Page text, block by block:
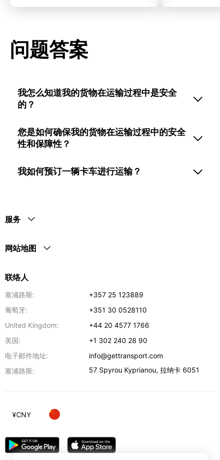
问题答案
我怎么知道我的货物在运输过程中是安全
的？
您是如何确保我的货物在运输过程中的安全
性和保障性？
我如何预订一辆卡车进行运输？
服务
网站地图
联络人
塞浦路斯:
+357 25 123889
葡萄牙:
+351 30 0528110
United Kingdom:
+44 20 4577 1766
美国:
+1 302 240 28 90
电子邮件地址:
info@gettransport.com
塞浦路斯:
57 Spyrou Kyprianou,拉纳卡 6051
¥CNY